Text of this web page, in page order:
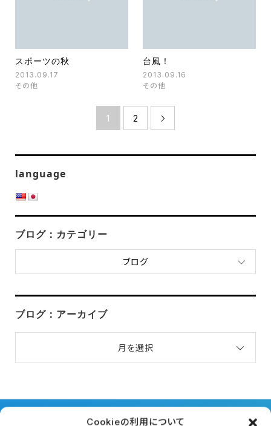
Cookieの利用について
スポーツの秋
2013.09.17
その他
台風！
2013.09.16
その他
1 2 
language
ブログ：カテゴリー
ブログ
ブログ：アーカイブ
月を選択